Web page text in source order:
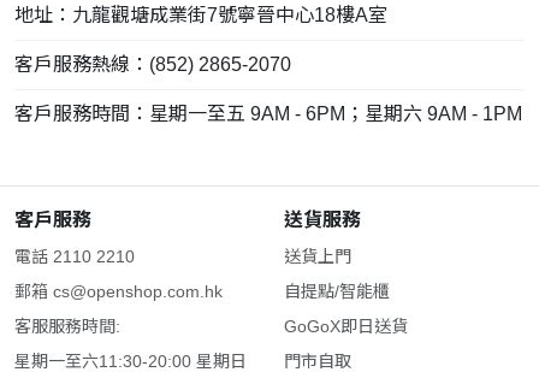
地址：九龍觀塘成業街7號寧晉中心18樓A室
客戶服務熱線：(852) 2865-2070
客戶服務時間：星期一至五 9AM - 6PM；星期六 9AM - 1PM
客戶服務
電話 2110 2210
郵箱 cs@openshop.com.hk
客服服務時間:
星期一至六11:30-20:00 星期日
送貨服務
送貨上門
自提點/智能櫃
GoGoX即日送貨
門市自取